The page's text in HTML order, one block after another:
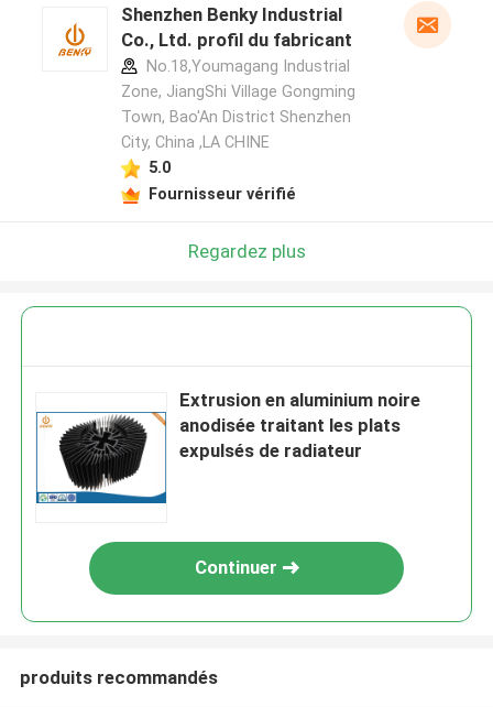
Shenzhen Benky Industrial
Co., Ltd. profil du fabricant
No.18,Youmagang Industrial
Zone, JiangShi Village Gongming
Town, Bao'An District Shenzhen
City, China ,LA CHINE
5.0
Fournisseur vérifié
Regardez plus
Extrusion en aluminium noire
anodisée traitant les plats
expulsés de radiateur
Continuer
produits recommandés